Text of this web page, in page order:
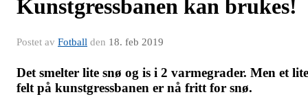
Kunstgressbanen kan brukes!
Postet av Fotball den 18. feb 2019
Det smelter lite snø og is i 2 varmegrader. Men et lite
felt på kunstgressbanen er nå fritt for snø.